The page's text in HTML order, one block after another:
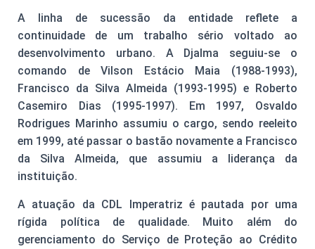
A linha de sucessão da entidade reflete a
continuidade de um trabalho sério voltado ao
desenvolvimento urbano. A Djalma seguiu-se o
comando de Vilson Estácio Maia (1988-1993),
Francisco da Silva Almeida (1993-1995) e Roberto
Casemiro Dias (1995-1997). Em 1997, Osvaldo
Rodrigues Marinho assumiu o cargo, sendo reeleito
em 1999, até passar o bastão novamente a Francisco
da Silva Almeida, que assumiu a liderança da
instituição.
A atuação da CDL Imperatriz é pautada por uma
rígida política de qualidade. Muito além do
gerenciamento do Serviço de Proteção ao Crédito